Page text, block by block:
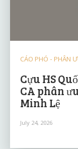
CÁO PHÓ - PHÂN
Cựu HS
CA phân
Minh Lệ
July 24, 2026